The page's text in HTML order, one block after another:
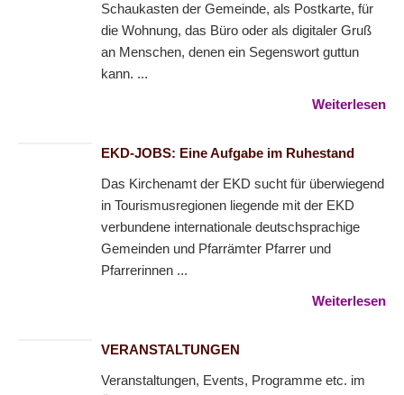
Schaukasten der Gemeinde, als Postkarte, für
die Wohnung, das Büro oder als digitaler Gruß
an Menschen, denen ein Segenswort guttun
kann. ...
Weiterlesen
EKD-JOBS: Eine Aufgabe im Ruhestand
Das Kirchenamt der EKD sucht für überwiegend
in Tourismusregionen liegende mit der EKD
verbundene internationale deutschsprachige
Gemeinden und Pfarrämter Pfarrer und
Pfarrerinnen ...
Weiterlesen
VERANSTALTUNGEN
Veranstaltungen, Events, Programme etc. im